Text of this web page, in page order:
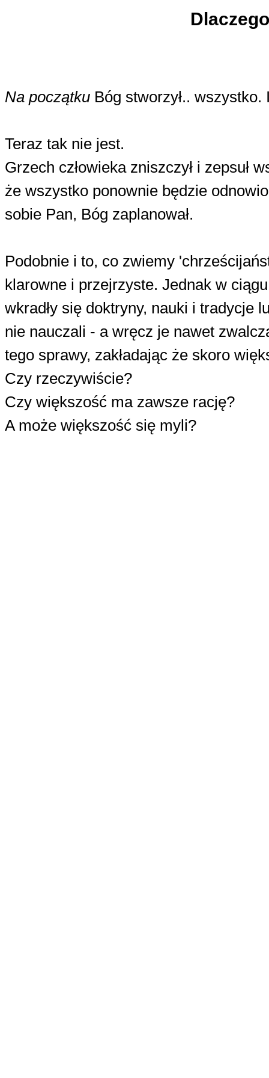
Na początku Bóg stworzył.. wszystko.
Teraz tak nie jest.
Grzech człowieka zniszczył i zepsuł
że wszystko ponownie będzie
sobie Pan, Bóg zaplanował.
Podobnie i to, co zwiemy
klarowne i przejrzyste. Jednak w
wkradły się doktryny, nauki i tradycje
nie nauczali - a wręcz je nawet
tego sprawy, zakładając że skoro
Czy rzeczywiście?
Czy większość ma zawsze rację?
A może większość się myli?